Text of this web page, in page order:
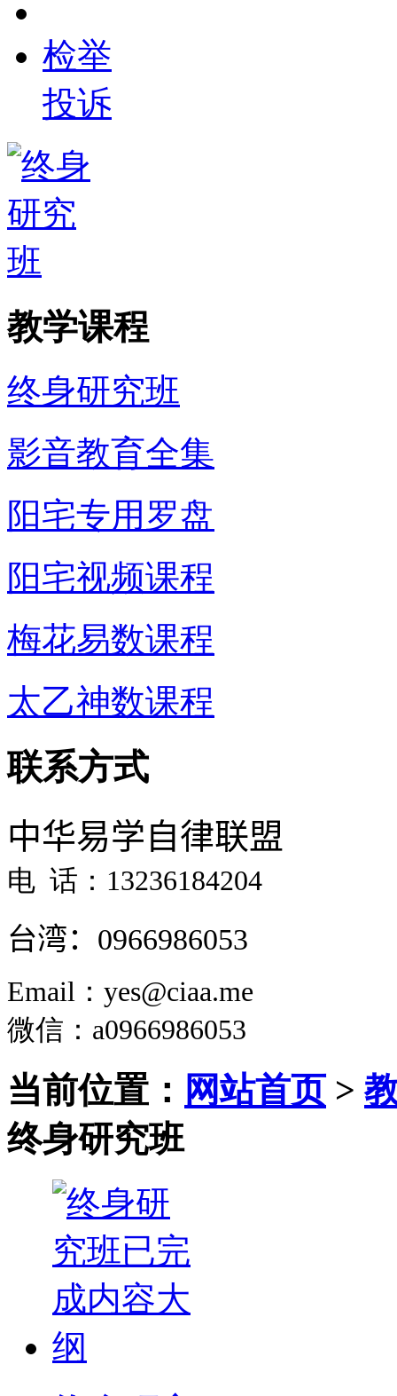
检举
投诉
教学课程
终身研究班
影音教育全集
阳宅专用罗盘
阳宅视频课程
梅花易数课程
太乙神数课程
联系方式
中华易学自律联盟
电 话：13236184204
台湾： 0966986053
Email：yes@ciaa.me
微信 ：a0966986053
当前位置： 网站首页>
终身研究班